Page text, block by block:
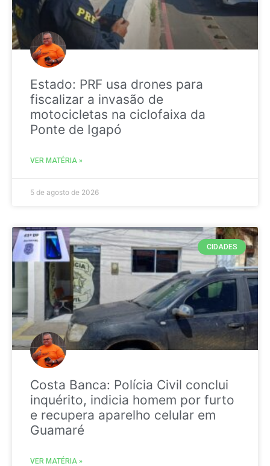
Estado: PRF usa drones para
fiscalizar a invasão de
motocicletas na ciclofaixa da
Ponte de Igapó
VER MATÉRIA »
5 de agosto de 2026
CIDADES
Costa Banca: Polícia Civil conclui
inquérito, indicia homem por furto
e recupera aparelho celular em
Guamaré
VER MATÉRIA »